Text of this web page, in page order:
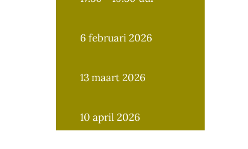
6 februari 2026
13 maart 2026
10 april 2026